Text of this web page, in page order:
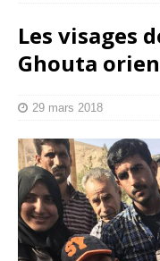
Les visages
Ghouta
29 mars 2018